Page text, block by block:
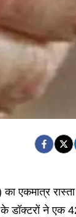
एकमात्र
ने एक